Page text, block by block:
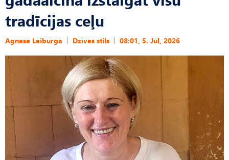
tradīcijas ceļu
Agnese Leiburga Dzīves stils 08:01, 5. Jūl, 2026